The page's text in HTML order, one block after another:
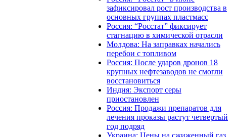
зафиксировал рост производства в
основных группах пластмасс
Россия: “Росстат” фиксирует
стагнацию в химической отрасли
Молдова: На заправках начались
перебои с топливом
Россия: После ударов дронов 18
крупных нефтезаводов не смогли
восстановиться
Индия: Экспорт серы
приостановлен
Россия: Продажи препаратов для
лечения проказы растут четвертый
год подряд
Украина: Цены на сжиженный газ